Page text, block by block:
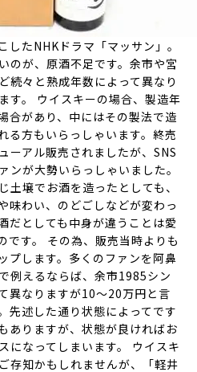
したNHKドラマ「マッサン」。
のが、原酒不足です。 余市や宮
続々と熟成年数によって異なり
す。 ウイスキーの場合、製造年
合があり、中にはその製法で造
る方もいらっしゃいます。終売
ーアル販売されましたが、SNS
ンが大勢いらっしゃいました。
壌でお酒を造ったとしても、
味わい、のどごしなどが変わっ
だとしても中身が違うことは愛
です。 その為、販売当時よりも
プします。多くのファンを阿鼻
例えるならば、余市1985シン
異なりますが10～20万円と言
先述した通り状態によってです
ありますが、状態が良ければお
になってしまいます。 ウイスキ
存知かもしれませんが、「軽井